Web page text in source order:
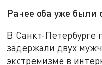
Ранее оба уже были
В Санкт-Петербурге
задержали двух
экстремизме в